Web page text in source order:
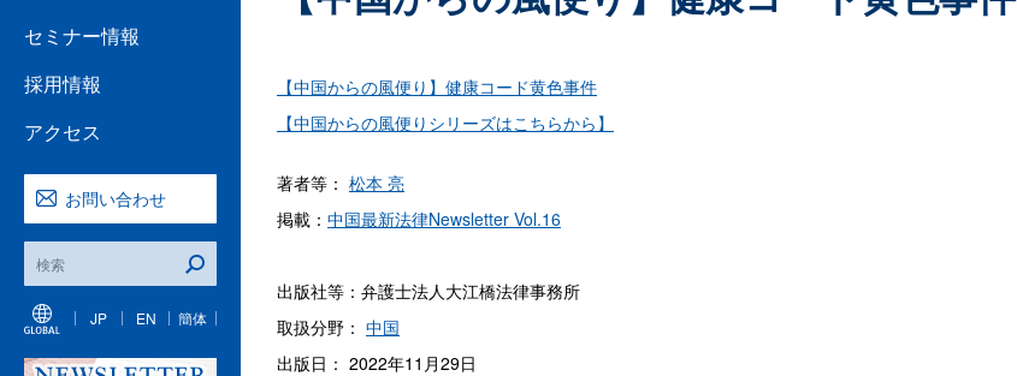
セミナー情報
採用情報
アクセス
お問い合わせ
JP EN 簡体
【中国からの風便り】健康コード黄色事件
【中国からの風便りシリーズはこちらから】
著者等： 松本 亮
掲載： 中国最新法律Newsletter Vol.16
出版社等：弁護士法人大江橋法律事務所
取扱分野： 中国
出版日： 2022年11月29日